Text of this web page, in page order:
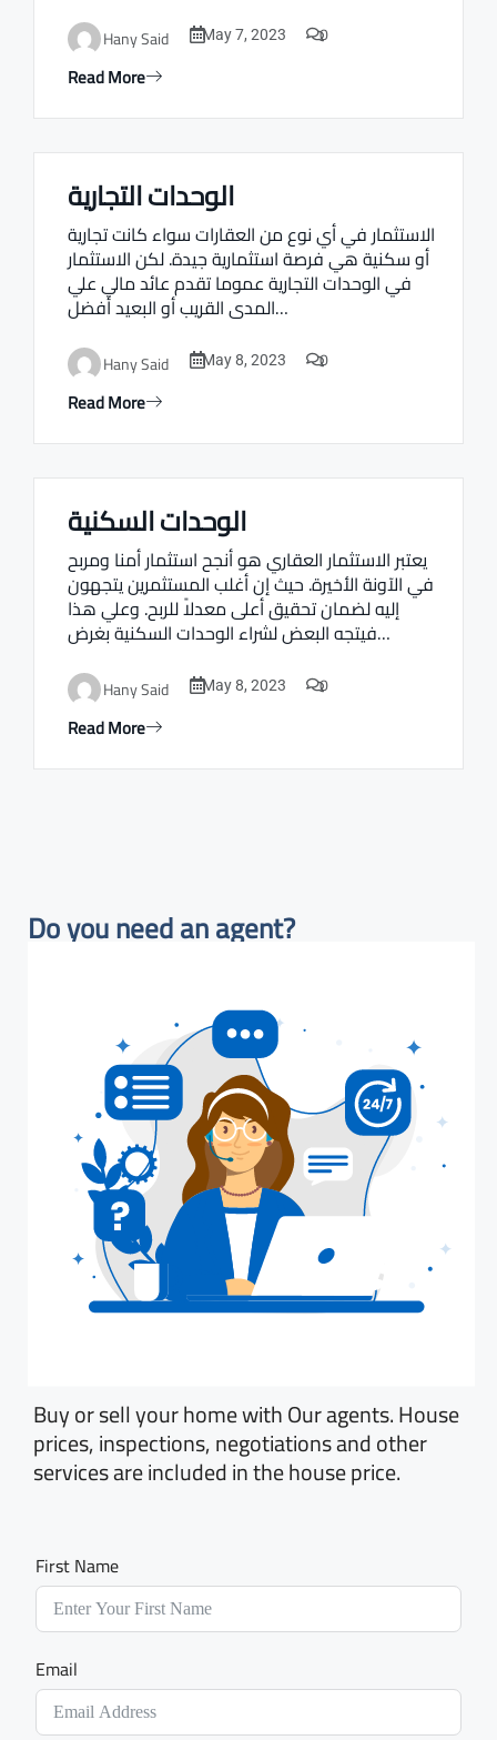
Hany Said May 7, 2023 0
Read More
Real estate Estate ville
الوحدات التجارية
الاستثمار في أي نوع من العقارات سواء كانت تجارية
أو سكنية هي فرصة استثمارية جيدة. لكن الاستثمار
في الوحدات التجارية عموما تقدم عائد مالي علي
المدى القريب أو البعيد أفضل…
Hany Said May 8, 2023 0
Read More
Real estate Estate ville
الوحدات السكنية
يعتبر الاستثمار العقاري هو أنجح استثمار أمنا ومربح
في الآونة الأخيرة. حيث إن أغلب المستثمرين يتجهون
إليه لضمان تحقيق أعلى معدلاً للربح. وعلي هذا
فيتجه البعض لشراء الوحدات السكنية بغرض…
Hany Said May 8, 2023 0
Read More
Do you need an agent?​
Buy or sell your home with Our agents. House
prices, inspections, negotiations and other
services are included in the house price.
First Name
Email